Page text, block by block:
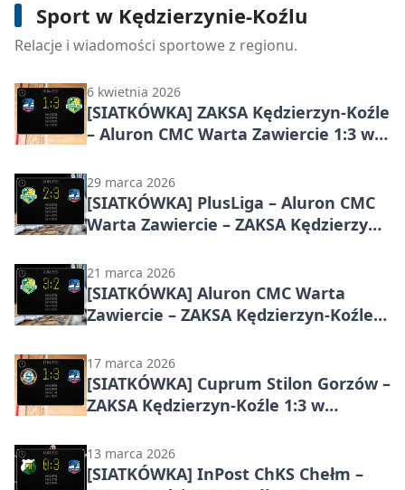
Sport w Kędzierzynie-Koźlu
Relacje i wiadomości sportowe z regionu.
Zawiercie – ZAKSA Kędzierzyn-Koźle
3:1 w PlusLidze – lider utrzymał mocny
6 kwietnia 2026
[SIATKÓWKA] ZAKSA Kędzierzyn-Koźle
– Aluron CMC Warta Zawiercie 1:3 w
29 marca 2026
[SIATKÓWKA] PlusLiga – Aluron CMC
Warta Zawiercie – ZAKSA Kędzierzyn-
Kędzierzyna-Koźla odwrócili losy
meczu
21 marca 2026
[SIATKÓWKA] Aluron CMC Warta
Zawiercie – ZAKSA Kędzierzyn-Koźle
17 marca 2026
[SIATKÓWKA] Cuprum Stilon Gorzów –
ZAKSA Kędzierzyn-Koźle 1:3 w
13 marca 2026
[SIATKÓWKA] InPost ChKS Chełm –